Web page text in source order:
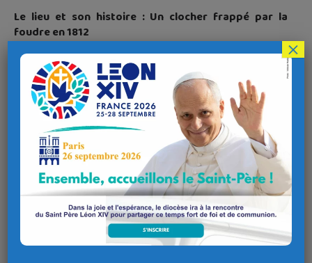
Le lieu et son histoire : Un clocher frappé par la
foudre en 1812
événements forts : en 1812, la foudre détruit sa flèche et
endommage la nef, avant qu’elle ne soit enrichie au XIXe
siècle de vitraux, retables et trompe-l’œil rares. Au fil des
siècles, plusieurs campagnes de travaux ont permis son
entretien, notamment après la tempête de 1987. Située à
quelques kilomètres du château de Kergroadès, du phare de
Saint-Mathieu et des abers de la côte finistérienne, l’église
s’inscrit dans un environnement patrimonial et naturel
exceptionnel. Elle constitue un repère culturel et spirituel
central pour les habitants et reste ouverte aux cérémonies
et aux visiteurs.
La mobilisation : Un projet collectif pour redonner
×